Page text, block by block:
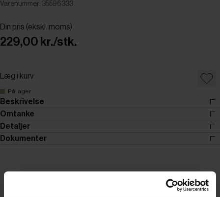
Varenummer: 35596333
Din pris (ekskl. moms)
229,00 kr./stk.
Læg i kurv
På lager
Beskrivelse
Omtanke
Detaljer
Dokumenter